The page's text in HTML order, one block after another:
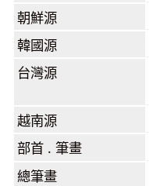
朝鮮源
韓國源
台灣源
越南源
部首 . 筆畫
總筆畫